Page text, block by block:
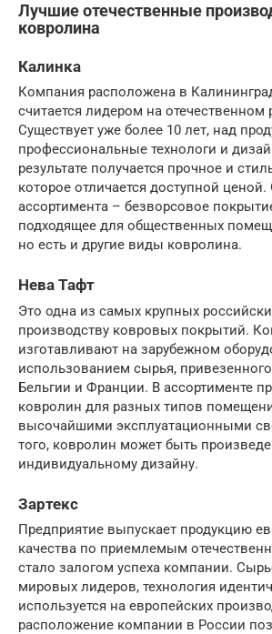
Лучшие отечественные
ковролина
Калинка
Компания расположена в
считается лидером на отечественном
Существует уже более 10 лет, над
профессиональные технологи и
результате получается прочное и
которое отличается доступной
ассортимента – безворсовое
подходящее для общественных
но есть и другие виды ковролина.
Нева Тафт
Это одна из самых крупных
производству ковровых покрытий.
изготавливают на зарубежном
использованием сырья,
Бельгии и Франции. В ассортименте
ковролин для разных типов
высочайшими эксплуатационными
того, ковролин может быть
индивидуальному дизайну.
Зартекс
Предприятие выпускает продукцию
качества по приемлемым
стало залогом успеха компании.
мировых лидеров, технология
используется на европейских
расположение компании в России